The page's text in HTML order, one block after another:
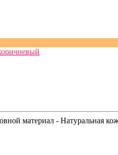
материал - Натуральная